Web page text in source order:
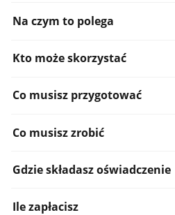
Informacje:
Na czym to polega
Kto może skorzystać
Co musisz przygotować
Co musisz zrobić
Gdzie składasz oświadczenie
Ile zapłacisz